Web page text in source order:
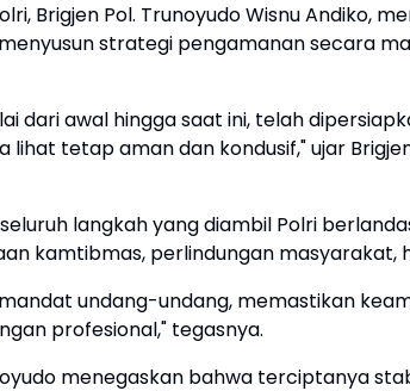
Brigjen Pol. Trunoyudo Wisnu Andiko,
strategi pengamanan secara
dari awal hingga saat ini, telah
lihat tetap aman dan kondusif," ujar
langkah yang diambil Polri
kamtibmas, perlindungan masyarakat,
undang-undang, memastikan
profesional," tegasnya.
menegaskan bahwa terciptanya